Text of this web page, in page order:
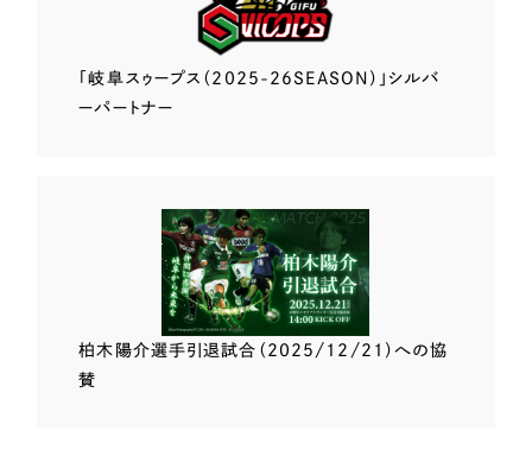
「岐阜スゥープス （2025-26SEASON）」 シルバ
ーパートナー
柏木陽介選手引退試合（2025/12/21）への協
賛